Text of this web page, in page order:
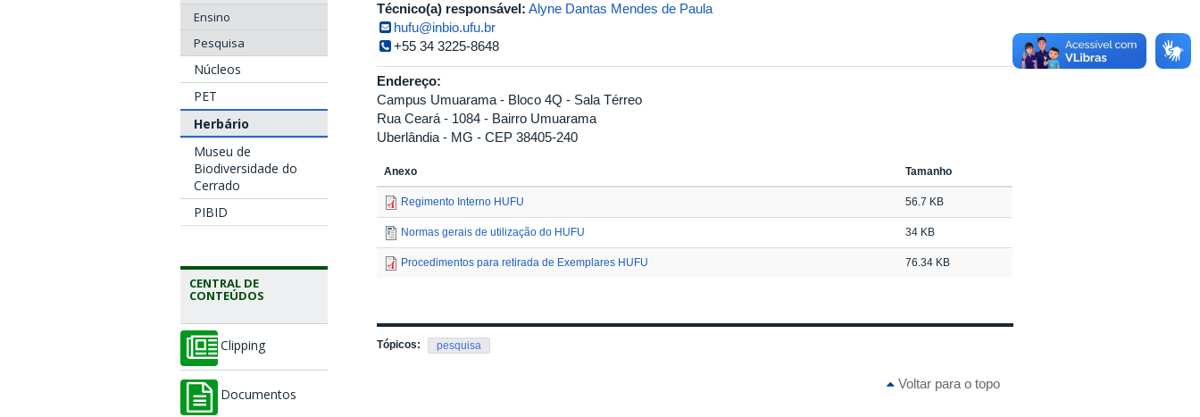
Ensino
Pesquisa
Núcleos
PET
Herbário
Museu de
Biodiversidade do
Cerrado
PIBID
CENTRAL DE
CONTEÚDOS
Clipping
Documentos
Técnico(a) responsável: Alyne Dantas Mendes de Paula
hufu@inbio.ufu.br
+55 34 3225-8648
Endereço:
Campus Umuarama - Bloco 4Q - Sala Térreo
Rua Ceará - 1084 - Bairro Umuarama
Uberlândia - MG - CEP 38405-240
Anexo Tamanho
Regimento Interno HUFU 56.7 KB
Normas gerais de utilização do HUFU 34 KB
Procedimentos para retirada de Exemplares HUFU 76.34 KB
Tópicos: pesquisa
Voltar para o topo